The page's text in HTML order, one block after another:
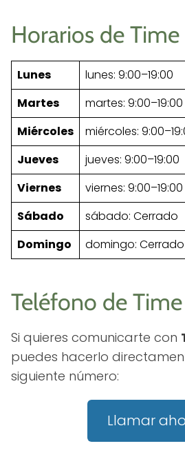
Horarios de Time
Lunes
lunes: 9:00–19:00
Martes
martes: 9:00–19:00
Miércoles
miércoles:
Jueves
jueves: 9:00–19:00
Viernes
viernes: 9:00–19:00
Sábado
sábado: Cerrado
Domingo
domingo: Cerrado
Teléfono de Time
Si quieres comunicarte con
puedes hacerlo
siguiente número:
Llamar